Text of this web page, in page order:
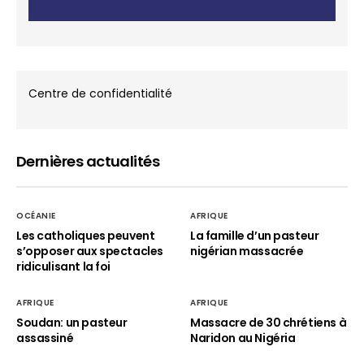
Centre de confidentialité
Dernières actualités
OCÉANIE
Les catholiques peuvent
s’opposer aux spectacles
ridiculisant la foi
AFRIQUE
La famille d’un pasteur
nigérian massacrée
AFRIQUE
Soudan: un pasteur
assassiné
AFRIQUE
Massacre de 30 chrétiens à
Naridon au Nigéria